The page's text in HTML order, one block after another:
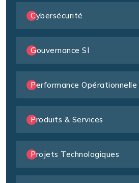
Cybersécurité
Gouvernance SI
Performance Opérationnelle
Produits & Services
Projets Technologiques